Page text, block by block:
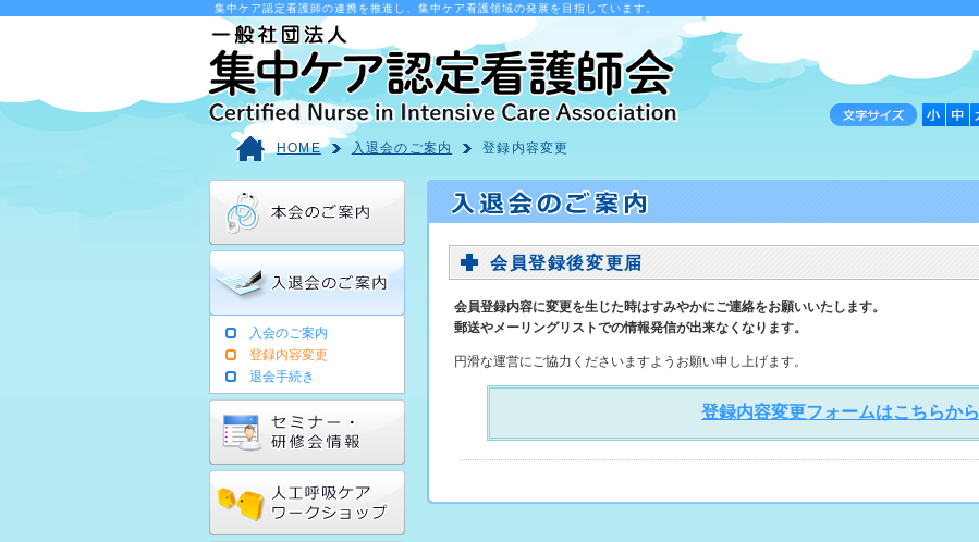
集中ケア認定看護師の連携を推進し、集中ケア看護領域の発展を目指しています。
HOME 入退会のご案内 登録内容変更
入会のご案内
登録内容変更
退会手続き
会員登録後変更届
会員登録内容に変更を生じた時はすみやかにご連絡をお願いいたします。
郵送やメーリングリストでの情報発信が出来なくなります。
円滑な運営にご協力くださいますようお願い申し上げます。
登録内容変更フォームはこちらから